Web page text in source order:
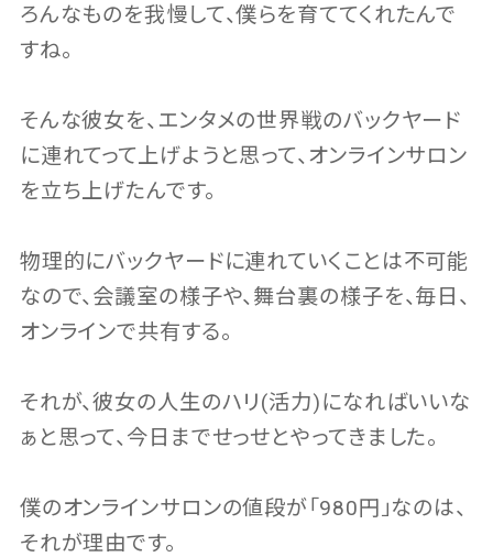
ろんなものを我慢して、僕らを育ててくれたんで
すね。
そんな彼女を、エンタメの世界戦のバックヤード
に連れてって上げようと思って、オンラインサロン
を立ち上げたんです。
物理的にバックヤードに連れていくことは不可能
なので、会議室の様子や、舞台裏の様子を、毎日、
オンラインで共有する。
それが、彼女の人生のハリ(活力)になればいいな
ぁと思って、今日までせっせとやってきました。
僕のオンラインサロンの値段が「980円」なのは、
それが理由です。